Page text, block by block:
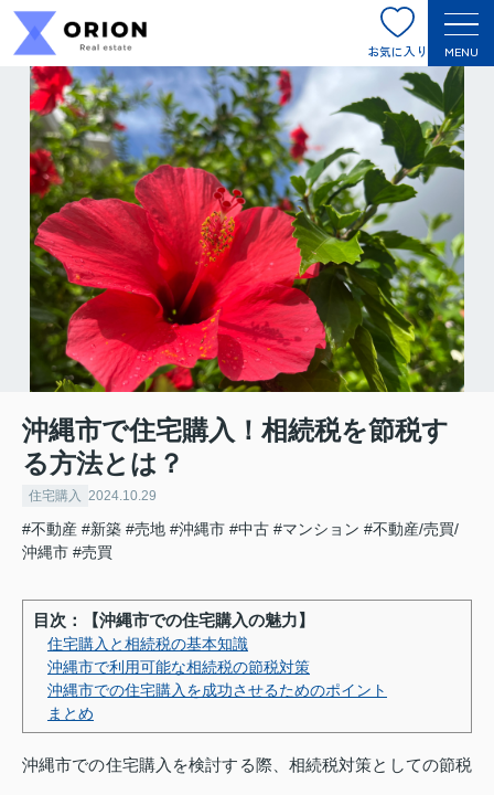
お気に入り MENU
沖縄市で住宅購入！相続税を節税す
る方法とは？
住宅購入 2024.10.29
#不動産 #新築 #売地 #沖縄市 #中古 #マンション #不動産/売買/
沖縄市 #売買
目次：【沖縄市での住宅購入の魅力】
住宅購入と相続税の基本知識
沖縄市で利用可能な相続税の節税対策
沖縄市での住宅購入を成功させるためのポイント
まとめ
沖縄市での住宅購入を検討する際、相続税対策としての節税